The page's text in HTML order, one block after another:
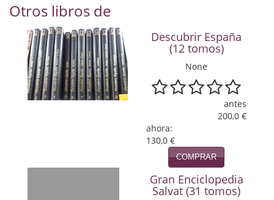
Novela romántica
Otros idiomas
Papás, Mamás, bebés...
Otros libros de
Descubrir España
(12 tomos)
None
antes
200,0 €
ahora:
130,0 €
COMPRAR
Gran Enciclopedia
Salvat (31 tomos)